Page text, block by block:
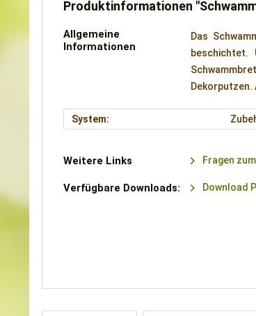
Produktinformationen
Allgemeine
Informationen
Das
beschichtet.
Dekorputzen.
System:
Weitere Links Fragen
Verfügbare Downloads: Download